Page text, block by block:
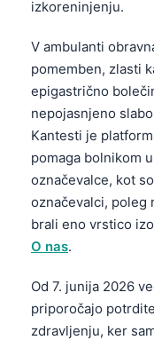
izkoreninjenju.
V ambulanti
pomemben, zlasti
epigastrično
nepojasnjeno
Kantesti je
pomaga bolnikom
označevalce, kot
označevalci, poleg
brali eno vrstico
O nas.
Od 7. junija 2026
priporočajo
zdravljenju, ker